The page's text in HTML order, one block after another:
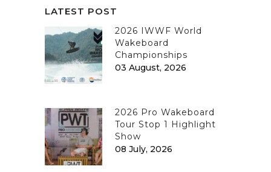
LATEST POST
2026 IWWF World
Wakeboard
Championships
03 August, 2026
2026 Pro Wakeboard
Tour Stop 1 Highlight
Show
08 July, 2026